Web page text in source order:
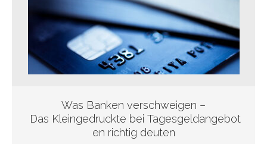
Was Banken verschweigen –
Das Kleingedruckte bei Tagesgeldangebot
en richtig deuten